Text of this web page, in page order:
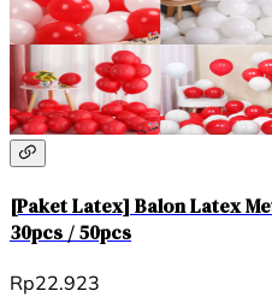
[Paket Latex] Balon Latex
30pcs / 50pcs
Rp22.923